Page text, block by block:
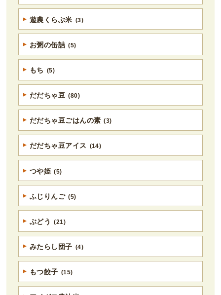
遊農くらぶ米 (3)
お粥の缶詰 (5)
もち (5)
だだちゃ豆 (80)
だだちゃ豆ごはんの素 (3)
だだちゃ豆アイス (14)
つや姫 (5)
ふじりんご (5)
ぶどう (21)
みたらし団子 (4)
もつ餃子 (15)